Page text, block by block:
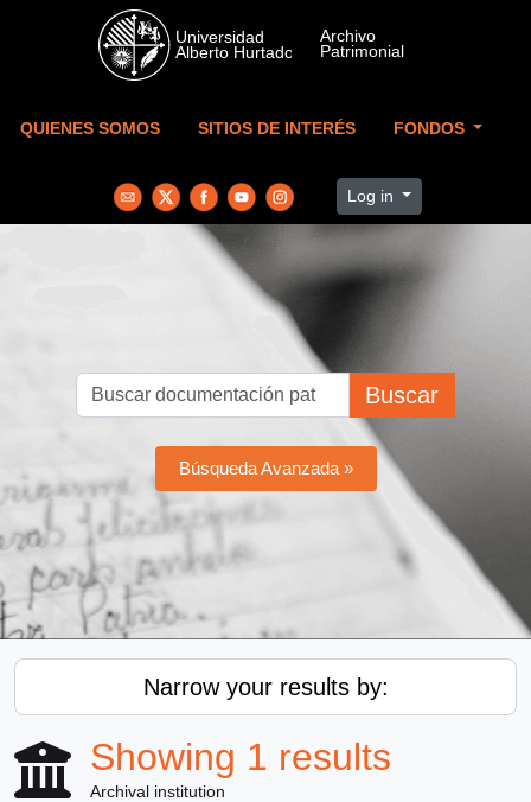
Skip to main content
QUIENES SOMOS SITIOS DE INTERÉS FONDOS
Log in
Buscar
Búsqueda Avanzada »
Narrow your results by:
Showing 1 results
Archival institution